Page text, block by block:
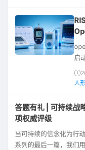
你
面
全
启
划
人
答题有礼 | 可持续战
项权威评级
当可持续的信念化为行
系列的最后一篇，我们